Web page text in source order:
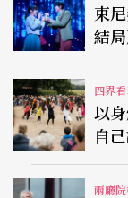
東
結
視
四界
以身
自
兩廳